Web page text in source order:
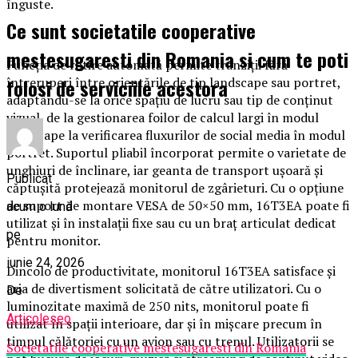
înguste.
Funcția de rotire automată permite tranziții fără
întreruperi între orientările de tip landscape sau portret,
adaptându-se la orice spațiu de lucru sau tip de conținut
vizual, de la gestionarea foilor de calcul largi în modul
landscape la verificarea fluxurilor de social media în modul
portret. Suportul pliabil încorporat permite o varietate de
unghiuri de înclinare, iar geanta de transport ușoară și
căptușită protejează monitorul de zgârieturi. Cu o opțiune
de suport de montare VESA de 50×50 mm, 16T3EA poate fi
utilizat și în instalații fixe sau cu un braț articulat dedicat
pentru monitor.
Dincolo de productivitate, monitorul 16T3EA satisface și
aria de divertisment solicitată de către utilizatori. Cu o
luminozitate maximă de 250 nits, monitorul poate fi
utilizat în spații interioare, dar și în mișcare precum în
timpul călătoriei cu un avion sau cu trenul. Utilizatorii se
Ce sunt societatile cooperative
mestesugaresti din Romania si cum te poti
folosi de serviciile acestora
Publicat
acum o lună
pe
iunie 24, 2026
De
Articoleseo
Societatile cooperative mestesugaresti din Romania